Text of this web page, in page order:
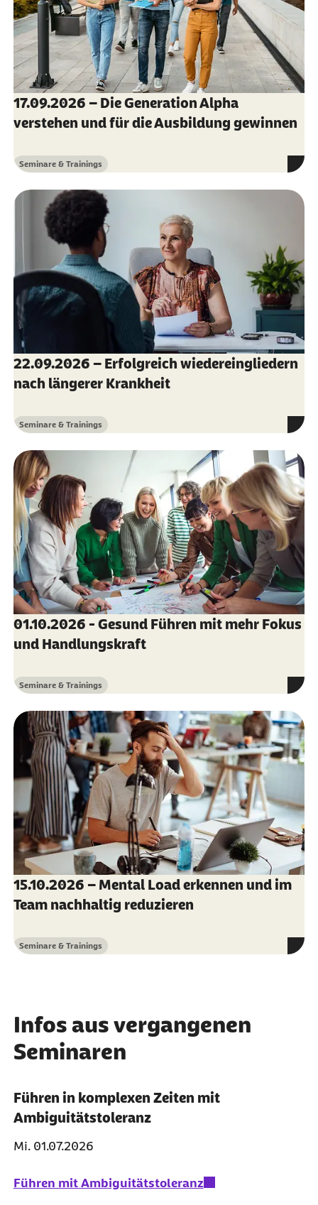
17.09.2026 – Die Generation Alpha
verstehen und für die Ausbildung gewinnen
Kategorie
Seminare & Trainings
22.09.2026 – Erfolgreich wiedereingliedern
nach längerer Krankheit
Kategorie
Seminare & Trainings
01.10.2026 - Gesund Führen mit mehr Fokus
und Handlungskraft
Kategorie
Seminare & Trainings
15.10.2026 – Mental Load erkennen und im
Team nachhaltig reduzieren
Kategorie
Seminare & Trainings
Infos aus vergangenen
Seminaren
Führen in komplexen Zeiten mit
Ambiguitätstoleranz
Mi. 01.07.2026
Führen mit Ambiguitätstoleranz